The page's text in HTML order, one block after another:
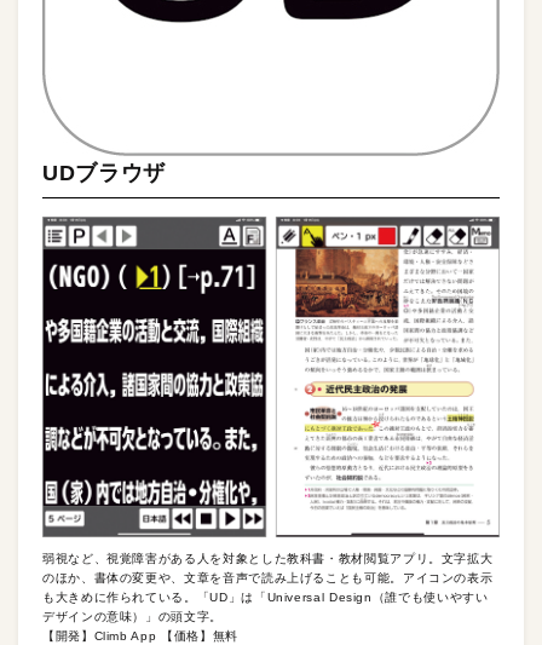
UDブラウザ
弱視など、視覚障害がある人を対象とした教科書・教材閲覧アプリ。文字拡大
のほか、書体の変更や、文章を音声で読み上げることも可能。アイコンの表示
も大きめに作られている。「UD」は「Universal Design（誰でも使いやすい
デザインの意味）」の頭文字。
【開発】Climb App 【価格】無料